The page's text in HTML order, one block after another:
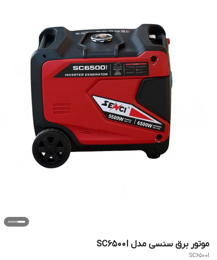
موتور برق سنسی مدل SC6500I
SC6500I